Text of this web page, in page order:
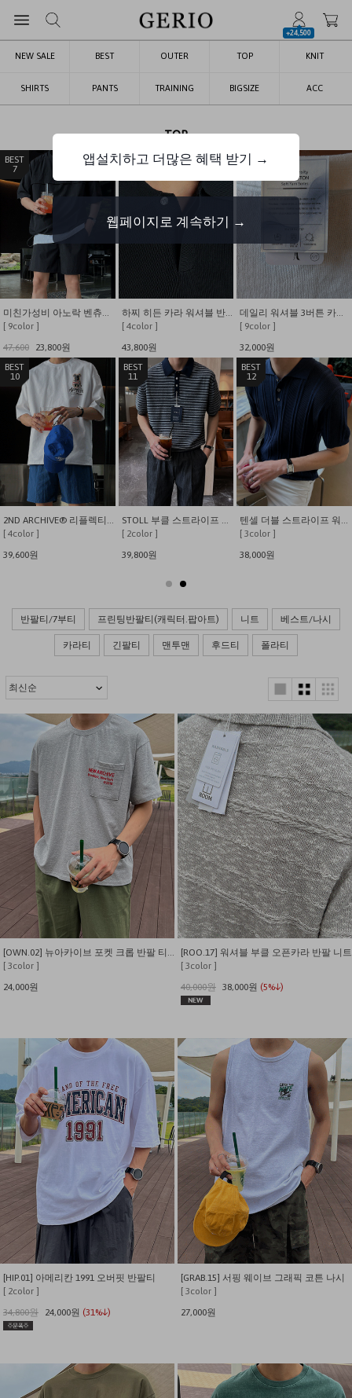
+24,500
NEW SALE BEST OUTER TOP KNIT
SHIRTS PANTS TRAINING BIGSIZE ACC
TOP
미친가성비 아노락 벤츄리 셋업
하찌 히든 카라 워셔블 반팔 니트
43,800원
9
데일리 워셔블 3버튼 카라 반팔 니트
2ND ARCHIVE® 리플렉티브 베어 오버핏 반팔 티셔츠
11
STOLL 부클 스트라이프 카라 니트
12
텐셀 더블 스트라이프 워셔블 카라 반팔 니트
4
반팔티/7부티 프린팅반팔티(캐릭터.팝아트) 니트 베스트/나시
카라티 긴팔티 맨투맨 후드티 폴라티
[OWN.02] 뉴아카이브 포켓 크롭 반팔 티셔츠
[ 3color ]
24,000원
[ROO.17] 워셔블 부클 오픈카라 반팔 니트
[ 3color ]
40,000원 38,000원 (5%↓)
[HIP.01] 아메리칸 1991 오버핏 반팔티
[ 2color ]
34,800원
24,000원 (31%↓)
[GRAB.15] 서핑 웨이브 그래픽 코튼 나시
[ 3color ]
27,000원
앱설치하고 더많은 혜택 받기 →
웹페이지로 계속하기 →